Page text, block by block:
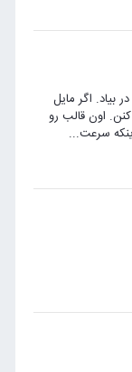
بیاد. اگر مایل
اون قالب رو
سرعت...